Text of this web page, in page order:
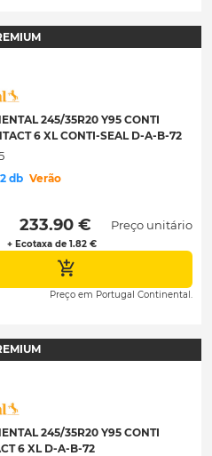
245/35R20 Y95 CONTI
6 XL CONTI-SEAL D-A-B-72
db Verão
233.90 €
+ Ecotaxa de 1.82 €
Preço unitário
Preço em Portugal Continental.
245/35R20 Y95 CONTI
6 XL D-A-B-72